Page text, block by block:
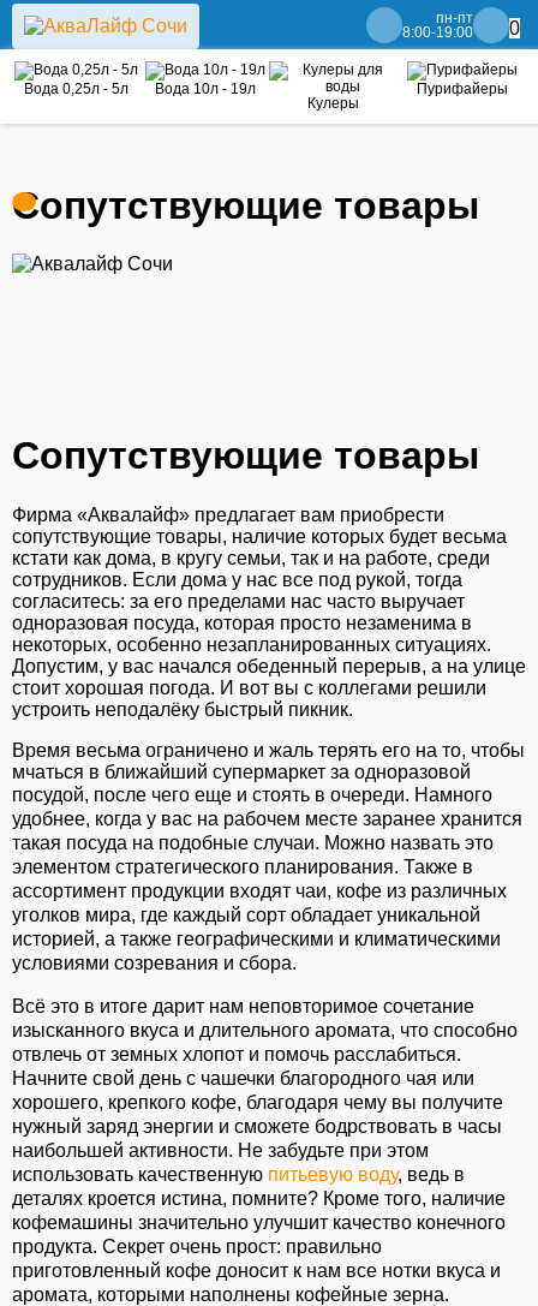
пн-пт
8:00-19:00
0
Вода 0,25л - 5л
Вода 10л - 19л
Кулеры
Пурифайеры
Сопутствующие товары
Сопутствующие товары
Фирма «Аквалайф» предлагает вам приобрести
сопутствующие товары, наличие которых будет весьма
кстати как дома, в кругу семьи, так и на работе, среди
сотрудников. Если дома у нас все под рукой, тогда
согласитесь: за его пределами нас часто выручает
одноразовая посуда, которая просто незаменима в
некоторых, особенно незапланированных ситуациях.
Допустим, у вас начался обеденный перерыв, а на улице
стоит хорошая погода. И вот вы с коллегами решили
устроить неподалёку быстрый пикник.
Время весьма ограничено и жаль терять его на то, чтобы
мчаться в ближайший супермаркет за одноразовой
посудой, после чего еще и стоять в очереди. Намного
удобнее, когда у вас на рабочем месте заранее хранится
такая посуда на подобные случаи. Можно назвать это
элементом стратегического планирования. Также в
ассортимент продукции входят чаи, кофе из различных
уголков мира, где каждый сорт обладает уникальной
историей, а также географическими и климатическими
условиями созревания и сбора.
Всё это в итоге дарит нам неповторимое сочетание
изысканного вкуса и длительного аромата, что способно
отвлечь от земных хлопот и помочь расслабиться.
Начните свой день с чашечки благородного чая или
хорошего, крепкого кофе, благодаря чему вы получите
нужный заряд энергии и сможете бодрствовать в часы
наибольшей активности. Не забудьте при этом
использовать качественную питьевую воду, ведь в
деталях кроется истина, помните? Кроме того, наличие
кофемашины значительно улучшит качество конечного
продукта. Секрет очень прост: правильно
приготовленный кофе доносит к нам все нотки вкуса и
аромата, которыми наполнены кофейные зерна.